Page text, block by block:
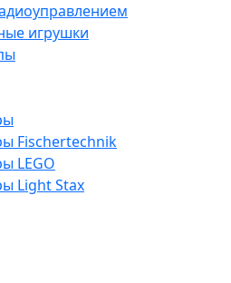
игрушки
Fisсhertechnik
LEGO
Light Stax